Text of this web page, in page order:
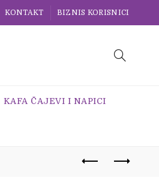
KONTAKT BIZNIS KORISNICI
KAFA ČAJEVI I NAPICI